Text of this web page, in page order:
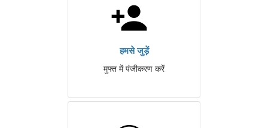
हमसे जुड़ें
मुफ्त में पंजीकरण करें